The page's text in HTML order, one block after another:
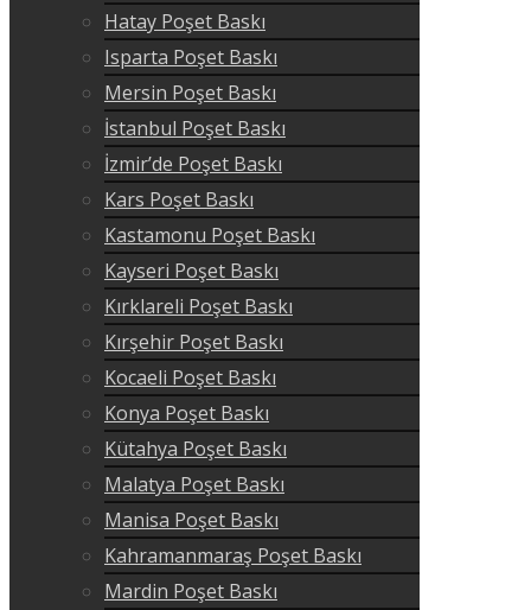
Hatay Poşet Baskı
Isparta Poşet Baskı
Mersin Poşet Baskı
İstanbul Poşet Baskı
İzmir’de Poşet Baskı
Kars Poşet Baskı
Kastamonu Poşet Baskı
Kayseri Poşet Baskı
Kırklareli Poşet Baskı
Kırşehir Poşet Baskı
Kocaeli Poşet Baskı
Konya Poşet Baskı
Kütahya Poşet Baskı
Malatya Poşet Baskı
Manisa Poşet Baskı
Kahramanmaraş Poşet Baskı
Mardin Poşet Baskı